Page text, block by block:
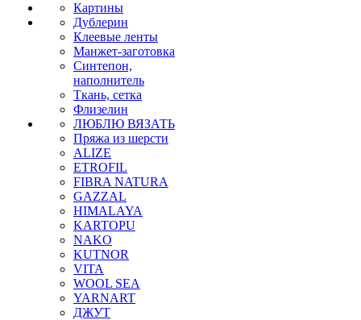
Картины
Дублерин
Клеевые ленты
Манжет-заготовка
Синтепон,
наполнитель
Ткань, сетка
Флизелин
ЛЮБЛЮ ВЯЗАТЬ
Пряжа из шерсти
ALIZE
ETROFIL
FIBRA NATURA
GAZZAL
HIMALAYA
KARTOPU
NAKO
KUTNOR
VITA
WOOL SEA
YARNART
ДЖУТ